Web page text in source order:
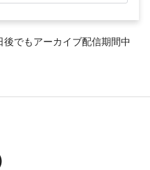
でもアーカイブ配信期間中